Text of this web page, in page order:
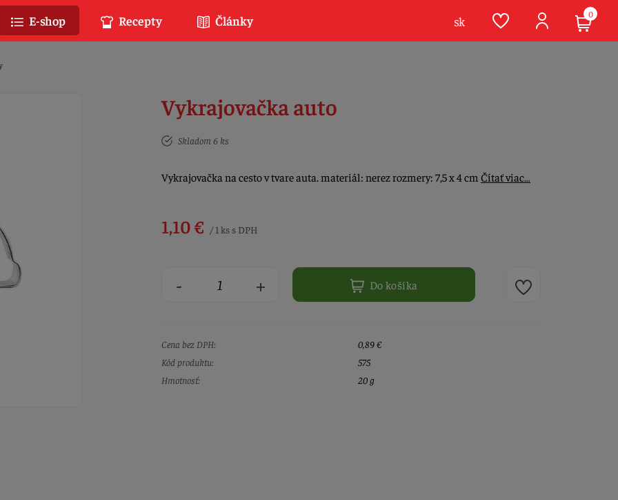
Vykrajovačka auto
Skladom 6 ks
Vykrajovačka na cesto v tvare auta. materiál: nerez rozmery: 7,5 x 4 cm Čítať viac…
1,10 € / 1 ks s DPH
- + Do košíka
Cena bez DPH:
0,89 €
Kód produktu:
575
Hmotnosť:
20 g
E-shop Recepty Články sk 0